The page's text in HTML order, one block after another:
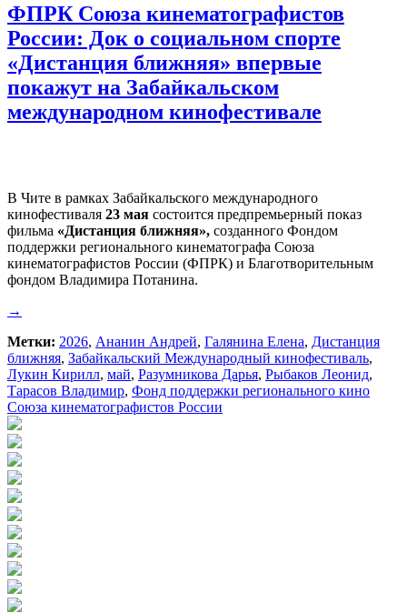
ФПРК Союза кинематографистов
России: Док о социальном спорте
«Дистанция ближняя» впервые
покажут на Забайкальском
международном кинофестивале
В Чите в рамках Забайкальского международного
кинофестиваля 23 мая состоится предпремьерный показ
фильма «Дистанция ближняя», созданного Фондом
поддержки регионального кинематографа Союза
кинематографистов России (ФПРК) и Благотворительным
фондом Владимира Потанина.
→
Метки: 2026, Ананин Андрей, Галянина Елена, Дистанция
ближняя, Забайкальский Международный кинофестиваль,
Лукин Кирилл, май, Разумникова Дарья, Рыбаков Леонид,
Тарасов Владимир, Фонд поддержки регионального кино
Союза кинематографистов России